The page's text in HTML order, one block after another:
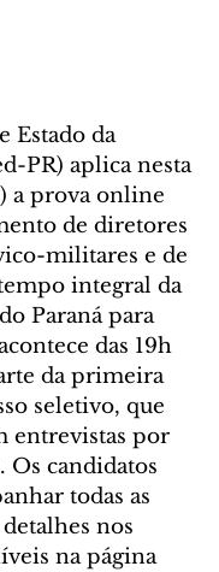
Estado da
PR) aplica nesta
a prova online
de diretores
militares e de
integral da
Paraná para
das 19h
da primeira
seletivo, que
entrevistas por
Os candidatos
todas as
nos
na página